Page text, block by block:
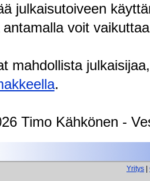
julkaisutoiveen
voit
mahdollista
.
Timo Kähkönen -
Yritys